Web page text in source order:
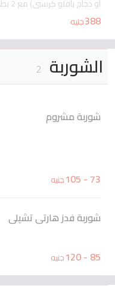
سلو و2 بيبسي
388جنيه
الشوربة 2
شوربة مشروم
73 - 105 جنيه
شوربة فدز هارتى تشيلى
85 - 120 جنيه